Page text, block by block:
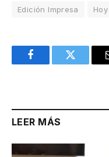
Edición Impresa Hoy
FacebookTwitter
LEER MÁS